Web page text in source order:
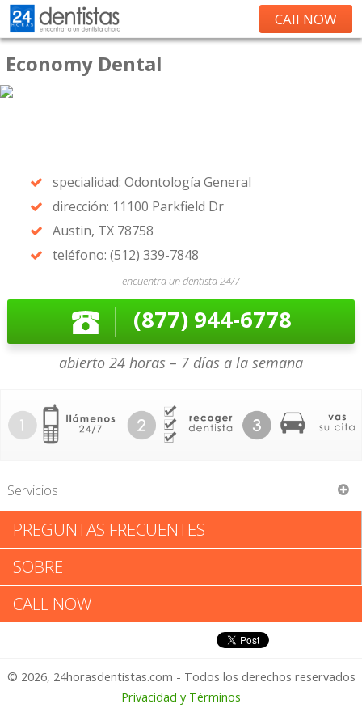
CAll NOW
Economy Dental
specialidad: Odontología General
dirección: 11100 Parkfield Dr
Austin, TX 78758
teléfono: (512) 339-7848
encuentra un dentista 24/7
(877) 944-6778
abierto 24 horas – 7 días a la semana
Servicios
Economy Dental
Economy Dental: Califica tu
Experiencia
1 – No Feliz
PREGUNTAS FRECUENTES
SOBRE
CALL NOW
© 2026, 24horasdentistas.com - Todos los derechos reservados
Privacidad y Términos